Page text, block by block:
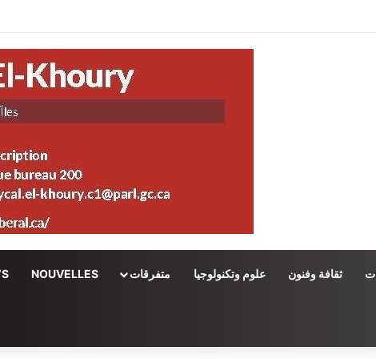
ثقافة وفنون علوم وتكنولوجيا متفرقات NOUVELLES